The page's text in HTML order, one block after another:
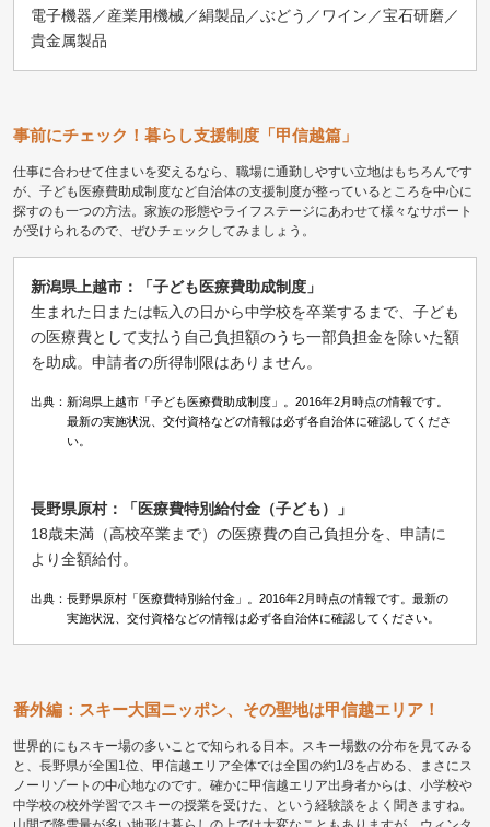
電子機器／産業用機械／絹製品／ぶどう／ワイン／宝石研磨／
貴金属製品
事前にチェック！暮らし支援制度「甲信越篇」
仕事に合わせて住まいを変えるなら、職場に通勤しやすい立地はもちろんです
が、子ども医療費助成制度など自治体の支援制度が整っているところを中心に
探すのも一つの方法。家族の形態やライフステージにあわせて様々なサポート
が受けられるので、ぜひチェックしてみましょう。
新潟県上越市：「子ども医療費助成制度」
生まれた日または転入の日から中学校を卒業するまで、子ども
の医療費として支払う自己負担額のうち一部負担金を除いた額
を助成。申請者の所得制限はありません。
出典：新潟県上越市「子ども医療費助成制度」。2016年2月時点の情報です。
最新の実施状況、交付資格などの情報は必ず各自治体に確認してくださ
い。
長野県原村：「医療費特別給付金（子ども）」
18歳未満（高校卒業まで）の医療費の自己負担分を、申請に
より全額給付。
出典：長野県原村「医療費特別給付金」。2016年2月時点の情報です。最新の
実施状況、交付資格などの情報は必ず各自治体に確認してください。
番外編：スキー大国ニッポン、その聖地は甲信越エリア！
世界的にもスキー場の多いことで知られる日本。スキー場数の分布を見てみる
と、長野県が全国1位、甲信越エリア全体では全国の約1/3を占める、まさにス
ノーリゾートの中心地なのです。確かに甲信越エリア出身者からは、小学校や
中学校の校外学習でスキーの授業を受けた、という経験談をよく聞きますね。